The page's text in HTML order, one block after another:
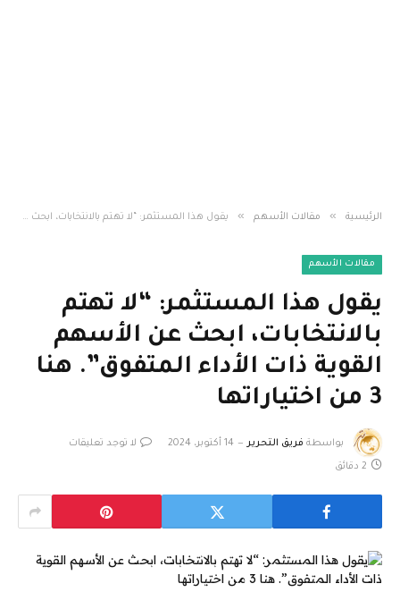
الرئيسية » مقالات الأسهم » يقول هذا المستثمر: “لا تهتم بالانتخابات، ابحث عن الأسهم القوية ذات الأداء المتفوق”. هنا 3 من اختياراتها
مقالات الأسهم
يقول هذا المستثمر: “لا تهتم
بالانتخابات، ابحث عن الأسهم
القوية ذات الأداء المتفوق”. هنا
3 من اختياراتها
بواسطة فريق التحرير 14 أكتوبر، 2024 لا توجد تعليقات
2 دقائق